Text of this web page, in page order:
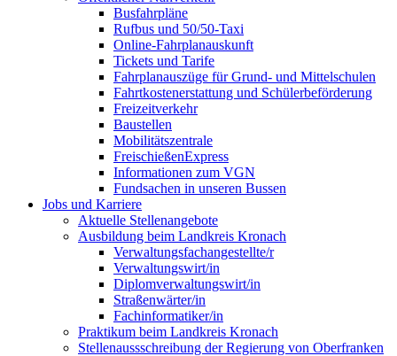
Busfahrpläne
Rufbus und 50/50-Taxi
Online-Fahrplanauskunft
Tickets und Tarife
Fahrplanauszüge für Grund- und Mittelschulen
Fahrtkostenerstattung und Schülerbeförderung
Freizeitverkehr
Baustellen
Mobilitätszentrale
FreischießenExpress
Informationen zum VGN
Fundsachen in unseren Bussen
Jobs und Karriere
Aktuelle Stellenangebote
Ausbildung beim Landkreis Kronach
Verwaltungsfachangestellte/r
Verwaltungswirt/in
Diplomverwaltungswirt/in
Straßenwärter/in
Fachinformatiker/in
Praktikum beim Landkreis Kronach
Stellenaussschreibung der Regierung von Oberfranken